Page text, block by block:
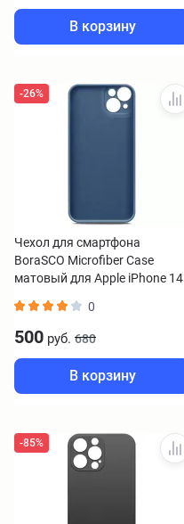
В корзину
-26%
Чехол для смартфона
BoraSCO Microfiber Case
матовый для Apple iPhone 14
0
500 руб. 680
В корзину
-85%